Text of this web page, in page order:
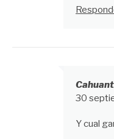
30
Y cual